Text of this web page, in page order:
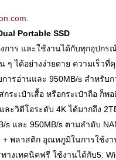
Portable SSD
าร และใช้งานได้กับทุกอุปก
ได้อย่างง่ายดาย ความเร็ว
ารอ่านและ 950MB/s สำหรับ
ระเป๋าเสื้อ หรือกระเป๋าถือ
วิดีโอระดับ 4K ได้มากถึง
s และ 950MB/s ตามลำดับ
พลาสติก อุณหภูมิในการใช้งา
งเทคนิคฟรี ใช้งานได้กับ5: